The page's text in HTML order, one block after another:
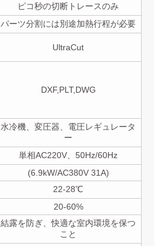
ピコ秒の切断トレースのみ
パーツ分割には別途加熱行程が必要
UltraCut
DXF,PLT,DWG
水冷機、変圧器、電圧レギュレータ
ー
単相AC220V、50Hz/60Hz
(6.9kW/AC380V 31A)
22-28℃
20-60%
結露を防ぎ、快適な室内環境を保つ
こと